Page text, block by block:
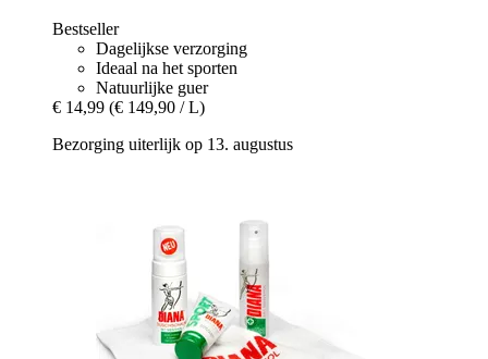
Bestseller
Dagelijkse verzorging
Ideaal na het sporten
Natuurlijke guer
€ 14,99 (€ 149,90 / L)
Bezorging uiterlijk op 13. augustus